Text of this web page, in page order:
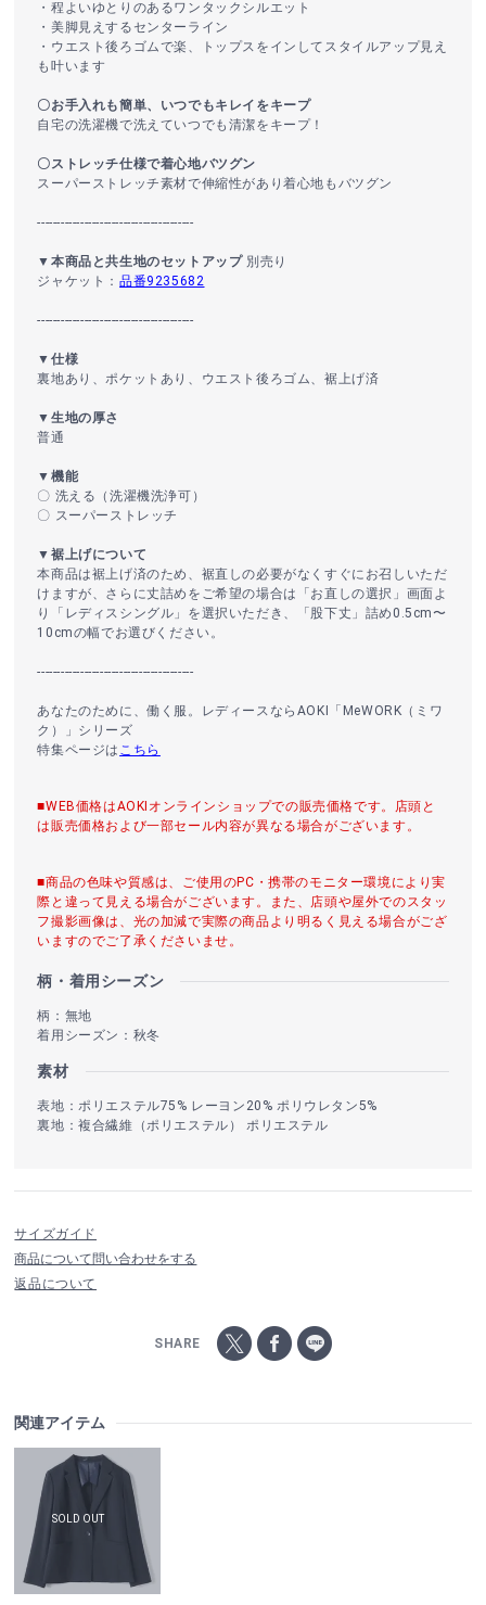
・程よいゆとりのあるワンタックシルエット
・美脚見えするセンターライン
・ウエスト後ろゴムで楽、トップスをインしてスタイルアップ見え
も叶います
〇お手入れも簡単、いつでもキレイをキープ
自宅の洗濯機で洗えていつでも清潔をキープ！
〇ストレッチ仕様で着心地バツグン
スーパーストレッチ素材で伸縮性があり着心地もバツグン
----------------------------------------
▼本商品と共生地のセットアップ別売り
ジャケット：品番9235682
----------------------------------------
▼仕様
裏地あり、ポケットあり、ウエスト後ろゴム、裾上げ済
▼生地の厚さ
普通
▼機能
〇 洗える（洗濯機洗浄可）
〇 スーパーストレッチ
▼裾上げについて
本商品は裾上げ済のため、裾直しの必要がなくすぐにお召しいただ
けますが、さらに丈詰めをご希望の場合は「お直しの選択」画面よ
り「レディスシングル」を選択いただき、「股下丈」詰め0.5cm〜
10cmの幅でお選びください。
----------------------------------------
あなたのために、働く服。レディースならAOKI「MeWORK（ミワ
ク）」シリーズ
特集ページは こちら
■WEB価格はAOKIオンラインショップでの販売価格です。店頭と
は販売価格および一部セール内容が異なる場合がございます。
■商品の色味や質感は、ご使用のPC・携帯のモニター環境により実
際と違って見える場合がございます。また、店頭や屋外でのスタッ
フ撮影画像は、光の加減で実際の商品より明るく見える場合がござ
いますのでご了承くださいませ。
柄・着用シーズン
柄：無地
着用シーズン：秋冬
素材
表地：ポリエステル75% レーヨン20% ポリウレタン5%
裏地：複合繊維（ポリエステル） ポリエステル
サイズガイド
商品について問い合わせをする
返品について
SHARE
関連アイテム